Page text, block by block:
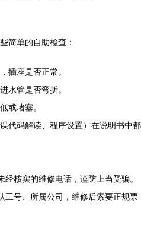
简单的自助检查：
插座是否正常。
水管是否弯折。
或堵塞。
代码解读、程序设置）在说明书中都
核实的维修电话，谨防上当受骗。
工号、所属公司，维修后索要正规票